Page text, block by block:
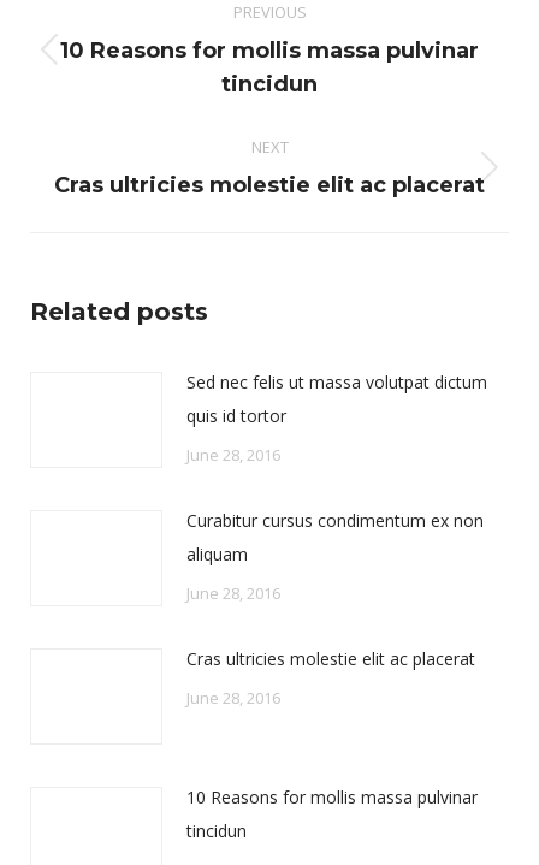
navigation
PREVIOUS
Previous
post:
10 Reasons for mollis massa pulvinar
tincidun
NEXT
Next
Cras ultricies molestie elit ac placerat
Related posts
Sed nec felis ut massa volutpat dictum
quis id tortor
June 28, 2016
Curabitur cursus condimentum ex non
aliquam
June 28, 2016
Cras ultricies molestie elit ac placerat
June 28, 2016
10 Reasons for mollis massa pulvinar
tincidun